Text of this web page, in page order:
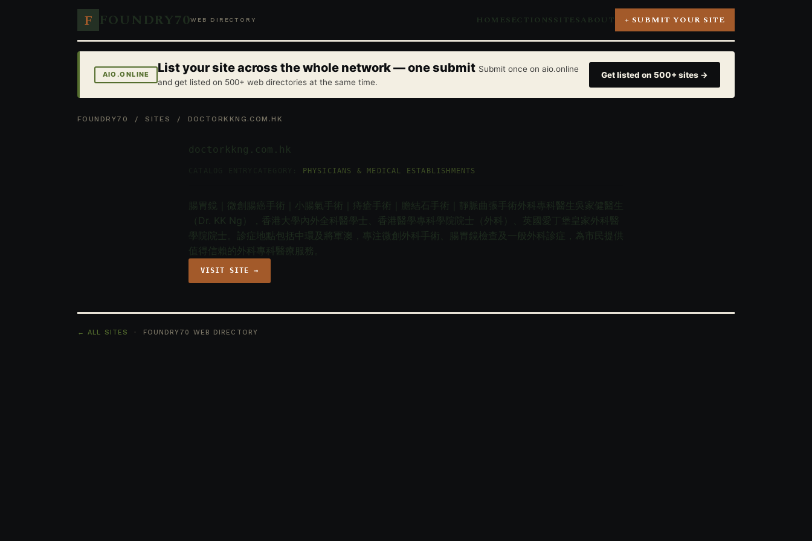
F FOUNDRY70WEB DIRECTORY HOMESECTIONSSITESABOUT + SUBMIT YOUR SITE
AIO.ONLINE List your site across the whole network — one submit Submit once on aio.online
and get listed on 500+ web directories at the same time.
Get listed on 500+ sites →
FOUNDRY70 /SITES / DOCTORKKNG.COM.HK
doctorkkng.com.hk
PHYSICIANS & MEDICAL ESTABLISHMENTS
腸胃鏡｜微創腸癌手術｜小腸氣手術｜痔瘡手術｜膽結石手術｜靜脈曲張手術外科專科醫生吳家健醫生
（Dr. KK Ng），香港大學內外全科醫學士、香港醫學專科學院院士（外科）、英國愛丁堡皇家外科醫
學院院士。診症地點包括中環及將軍澳，專注微創外科手術、腸胃鏡檢查及一般外科診症，為市民提供
值得信賴的外科專科醫療服務。
VISIT SITE →
← ALL SITES · FOUNDRY70 WEB DIRECTORY